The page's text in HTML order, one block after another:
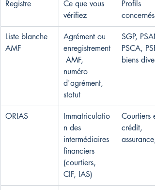
Registre
Ce que vous
vérifiez
Profils
concernés
Liste blanche
AMF
Agrément ou
enregistrement
AMF,
numéro
d'agrément,
statut
SGP,
PSCA,
biens divers
ORIAS
Immatriculatio
n des
intermédiaires
financiers
(courtiers,
CIF, IAS)
Courtiers
crédit,
assurance,